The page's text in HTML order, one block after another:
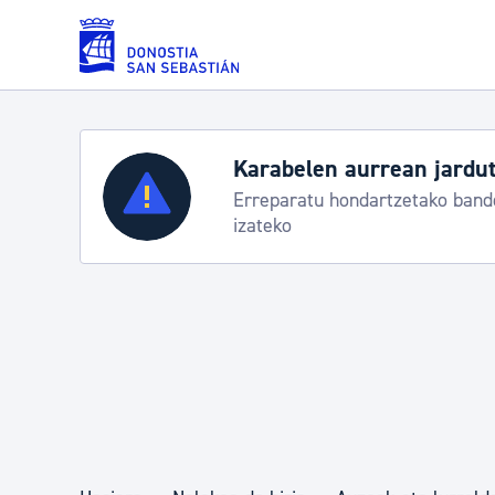
Eduki nagusira joan
Zerbitzuak
Errolda eta gai pertsonalak
Aste Nagusia 2026:
Abuztuak 8-15